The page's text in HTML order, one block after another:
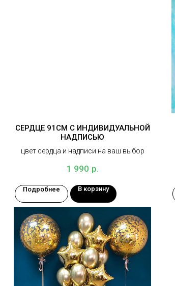
СЕРДЦЕ 91СМ С ИНДИВИДУАЛЬНОЙ
НАДПИСЬЮ
цвет сердца и надписи на ваш выбор
1 990 р.
Подробнее В корзину